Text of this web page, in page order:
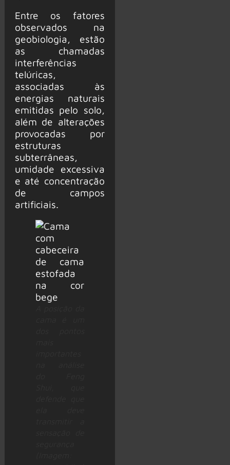
Entre os fatores
observados na
geobiologia, estão
as chamadas
interferências
telúricas,
associadas às
energias naturais
emitidas pelo solo,
além de alterações
provocadas por
estruturas
subterrâneas,
umidade excessiva
e até concentração
de campos
artificiais.